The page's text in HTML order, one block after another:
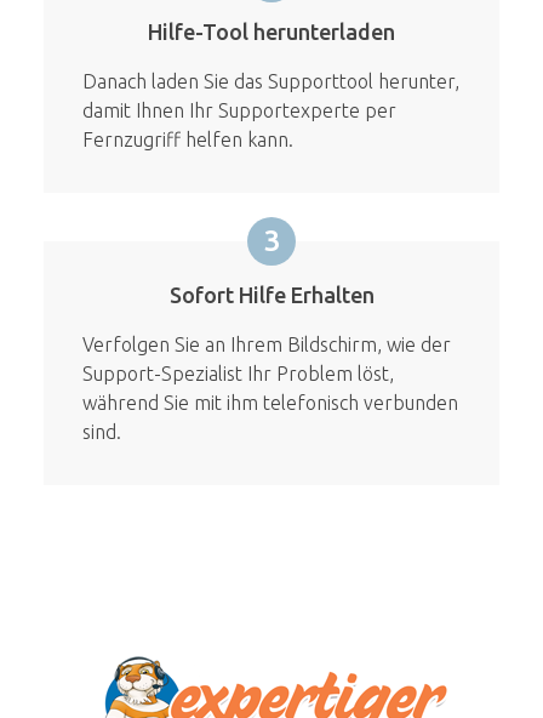
Hilfe-Tool herunterladen
Danach laden Sie das Supporttool herunter,
damit Ihnen Ihr Supportexperte per
Fernzugriff helfen kann.
3
Sofort Hilfe Erhalten
Verfolgen Sie an Ihrem Bildschirm, wie der
Support-Spezialist Ihr Problem löst,
während Sie mit ihm telefonisch verbunden
sind.